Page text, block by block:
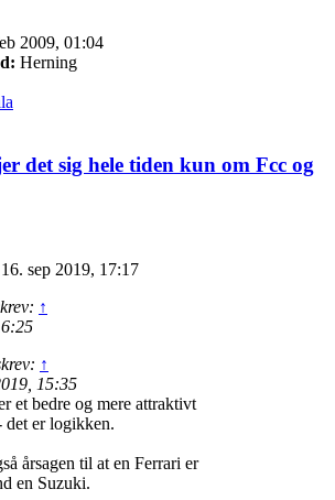
2009, 01:04
Herning
det sig hele tiden kun om Fcc og
16. sep 2019, 17:17
↑
↑
15:35
et bedre og mere attraktivt
det er logikken.
årsagen til at en Ferrari er
en Suzuki.